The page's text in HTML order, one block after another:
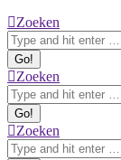
Zoeken:
Zoeken
Zoeken:
Zoeken
Zoeken:
Zoeken